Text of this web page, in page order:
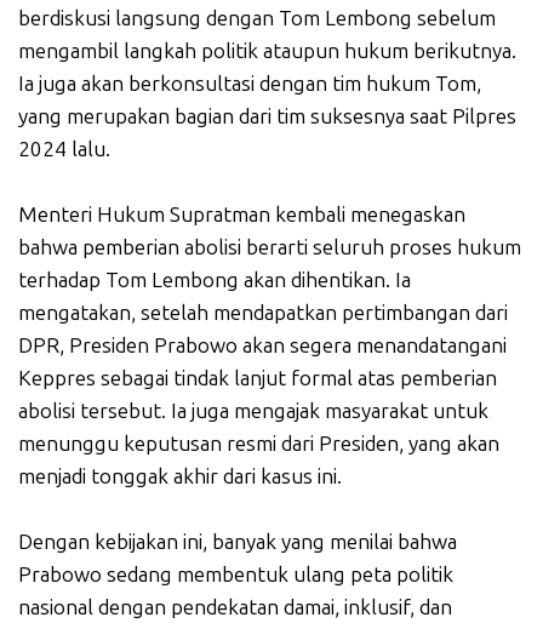
berdiskusi langsung dengan Tom Lembong sebelum
mengambil langkah politik ataupun hukum berikutnya.
Ia juga akan berkonsultasi dengan tim hukum Tom,
yang merupakan bagian dari tim suksesnya saat Pilpres
2024 lalu.
Menteri Hukum Supratman kembali menegaskan
bahwa pemberian abolisi berarti seluruh proses hukum
terhadap Tom Lembong akan dihentikan. Ia
mengatakan, setelah mendapatkan pertimbangan dari
DPR, Presiden Prabowo akan segera menandatangani
Keppres sebagai tindak lanjut formal atas pemberian
abolisi tersebut. Ia juga mengajak masyarakat untuk
menunggu keputusan resmi dari Presiden, yang akan
menjadi tonggak akhir dari kasus ini.
Dengan kebijakan ini, banyak yang menilai bahwa
Prabowo sedang membentuk ulang peta politik
nasional dengan pendekatan damai, inklusif, dan